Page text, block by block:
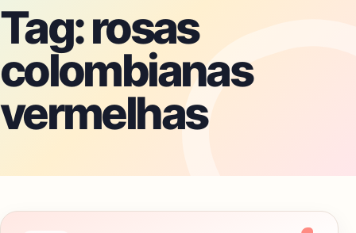
Tag:rosas
colombianas
vermelhas